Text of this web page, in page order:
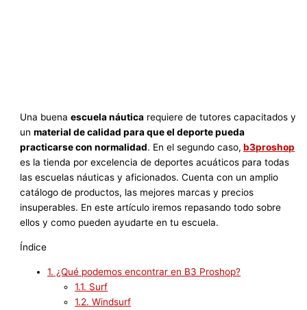
Una buenaescuela náutica requiere de tutores capacitados y
unmaterial de calidad para que el deporte pueda
practicarse con normalidad. En el segundo caso, b3proshop
es la tienda por excelencia de deportes acuáticos para todas
las escuelas náuticas y aficionados. Cuenta con un amplio
catálogo de productos, las mejores marcas y precios
insuperables. En este artículo iremos repasando todo sobre
ellos y como pueden ayudarte en tu escuela.
Índice
1. ¿Qué podemos encontrar en B3 Proshop?
1.1. Surf
1.2. Windsurf